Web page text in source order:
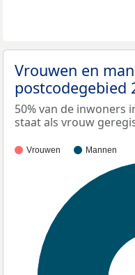
Vrouwen en
postcodegebied
50% van de inwoners
staat als vrouw
Vrouwen Mannen